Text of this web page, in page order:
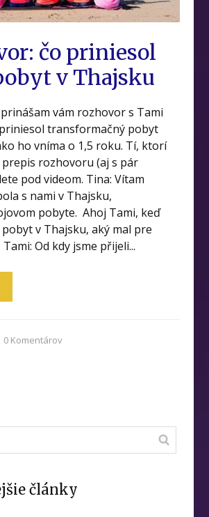
čo priniesol
v Thajsku
vám rozhovor s Tami
transformačný pobyt
ho vníma o 1,5 roku. Tí, ktorí
rozhovoru (aj s pár
pod videom. Tina: Vítam
s nami v Thajsku,
pobyte. Ahoj Tami, keď
v Thajsku, aký mal pre
Od kdy jsme přijeli...
0 Komentárov
články